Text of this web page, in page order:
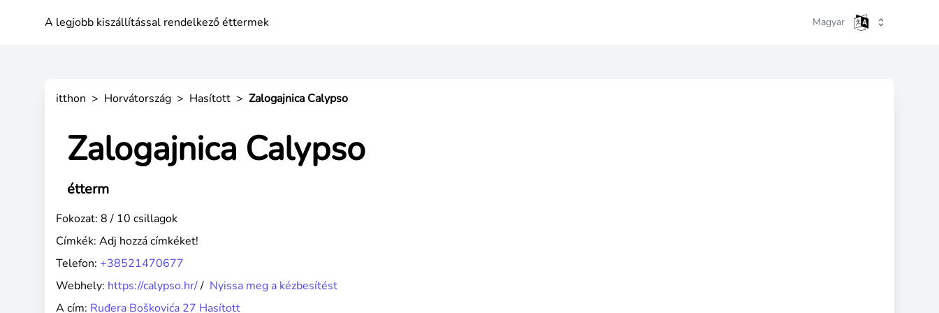
A legjobb kiszállítással rendelkező éttermek Magyar
itthon > Horvátország > Hasított > Zalogajnica Calypso
Zalogajnica Calypso
étterm
Fokozat: 8 / 10 csillagok
Címkék: Adj hozzá címkéket!
Telefon: +38521470677
Webhely: https://calypso.hr// Nyissa meg a kézbesítést
A cím: Ruđera Boškovića 27 Hasított